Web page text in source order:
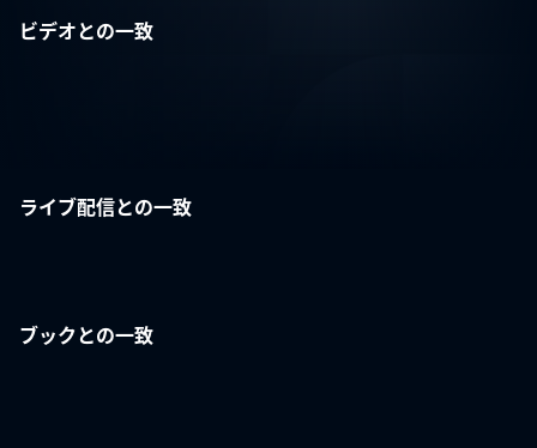
ビデオとの一致
ライブ配信との一致
ブックとの一致